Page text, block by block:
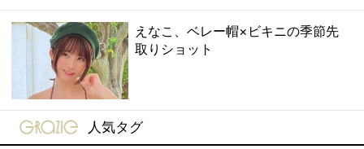
えなこ、ベレー帽×ビキニの季節先
取りショット
gravure-grazie
人気タグ